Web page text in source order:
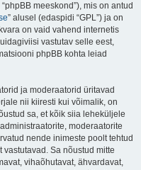
meeskond”), mis on antud
” alusel (edaspidi “GPL”) ja on
on vaid vahend internetis
vastutav selle eest,
phpBB kohta leiad
ja moderaatorid üritavad
nii kiiresti kui võimalik, on
sa, et kõik siia leheküljele
moderaatorite
nende inimeste poolt tehtud
Sa nõustud mitte
vihaõhutavat, ähvardavat,